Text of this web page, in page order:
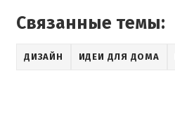
Связанные темы:
ДИЗАЙН ИДЕИ ДЛЯ ДОМА